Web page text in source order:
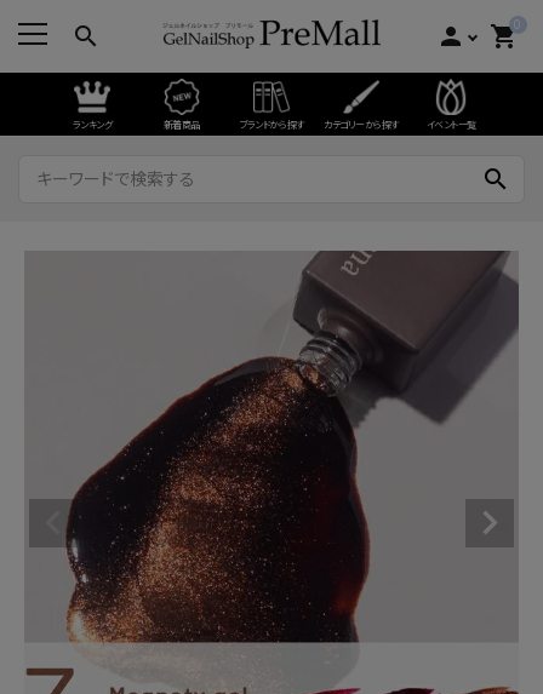
search person 0
shopping_cart
ランキング 新着商品 ブランドから探す カテゴリーから探す イベント一覧
search